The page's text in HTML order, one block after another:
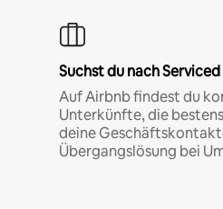
Suchst du nach
Auf Airbnb findest du
Unterkünfte, die
deine
Übergangslösung bei